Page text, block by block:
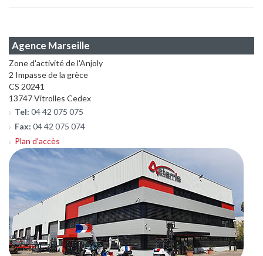
Agence Marseille
Zone d'activité de l'Anjoly
2 Impasse de la grèce
CS 20241
13747 Vitrolles Cedex
Tel: 04 42 075 075
Fax: 04 42 075 074
Plan d'accès